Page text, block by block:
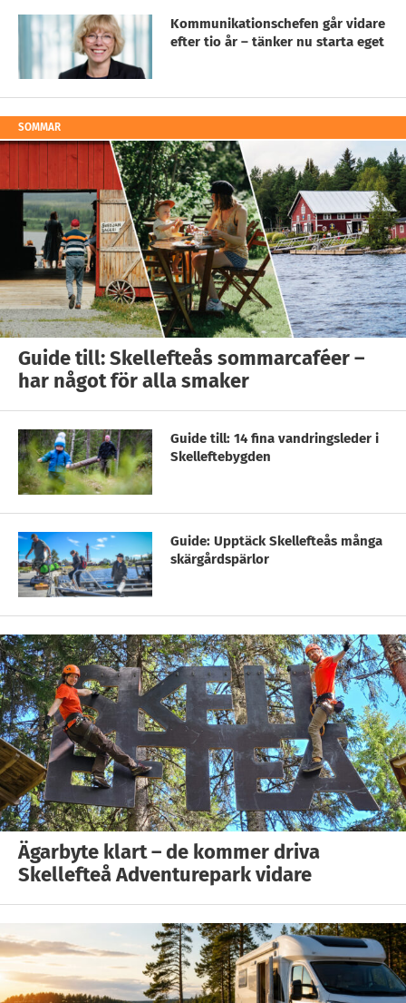
Kommunikationschefen går vidare
efter tio år – tänker nu starta eget
SOMMAR
Guide till: Skellefteås sommarcaféer –
har något för alla smaker
Guide till: 14 fina vandringsleder i
Skelleftebygden
Guide: Upptäck Skellefteås många
skärgårdspärlor
Ägarbyte klart – de kommer driva
Skellefteå Adventurepark vidare